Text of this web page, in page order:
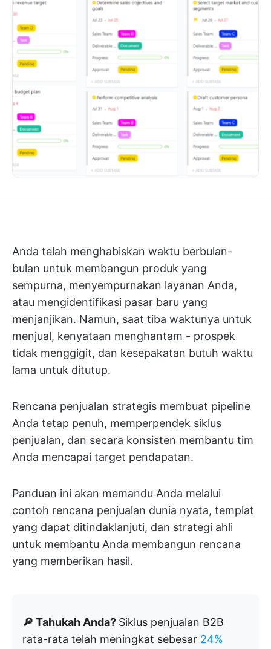
Anda telah menghabiskan waktu berbulan-
bulan untuk membangun produk yang
sempurna, menyempurnakan layanan Anda,
atau mengidentifikasi pasar baru yang
menjanjikan. Namun, saat tiba waktunya untuk
menjual, kenyataan menghantam - prospek
tidak menggigit, dan kesepakatan butuh waktu
lama untuk ditutup.
Rencana penjualan strategis membuat pipeline
Anda tetap penuh, memperpendek siklus
penjualan, dan secara konsisten membantu tim
Anda mencapai target pendapatan.
Panduan ini akan memandu Anda melalui
contoh rencana penjualan dunia nyata, templat
yang dapat ditindaklanjuti, dan strategi ahli
untuk membantu Anda membangun rencana
yang memberikan hasil.
🔎 Tahukah Anda? Siklus penjualan B2B
rata-rata telah meningkat sebesar 24%